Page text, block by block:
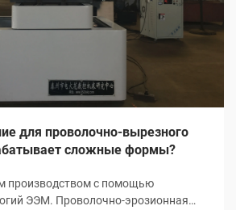
для проволочно-вырезного
сложные формы?
производством с помощью
ЭЭМ. Проволочно-эрозионная